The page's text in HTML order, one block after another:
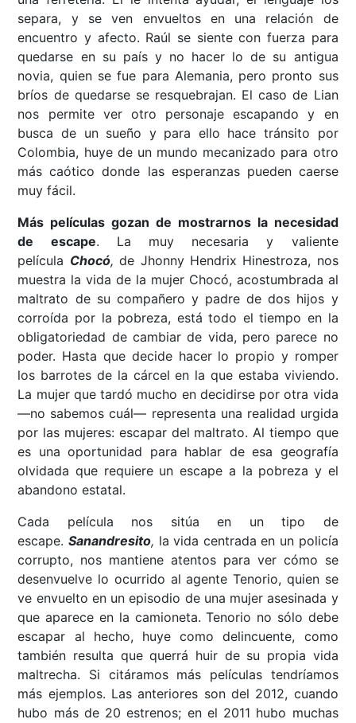
separa, y se ven envueltos en una relación de
encuentro y afecto. Raúl se siente con fuerza para
quedarse en su país y no hacer lo de su antigua
novia, quien se fue para Alemania, pero pronto sus
bríos de quedarse se resquebrajan. El caso de Lian
nos permite ver otro personaje escapando y en
busca de un sueño y para ello hace tránsito por
Colombia, huye de un mundo mecanizado para otro
más caótico donde las esperanzas pueden caerse
muy fácil.
Más películas gozan de mostrarnos la necesidad
de escape. La muy necesaria y valiente
película Chocó, de Jhonny Hendrix Hinestroza, nos
muestra la vida de la mujer Chocó, acostumbrada al
maltrato de su compañero y padre de dos hijos y
corroída por la pobreza, está todo el tiempo en la
obligatoriedad de cambiar de vida, pero parece no
poder. Hasta que decide hacer lo propio y romper
los barrotes de la cárcel en la que estaba viviendo.
La mujer que tardó mucho en decidirse por otra vida
—no sabemos cuál— representa una realidad urgida
por las mujeres: escapar del maltrato. Al tiempo que
es una oportunidad para hablar de esa geografía
olvidada que requiere un escape a la pobreza y el
abandono estatal.
Cada película nos sitúa en un tipo de
escape.Sanandresito, la vida centrada en un policía
corrupto, nos mantiene atentos para ver cómo se
desenvuelve lo ocurrido al agente Tenorio, quien se
ve envuelto en un episodio de una mujer asesinada y
que aparece en la camioneta. Tenorio no sólo debe
escapar al hecho, huye como delincuente, como
también resulta que querrá huir de su propia vida
maltrecha. Si citáramos más películas tendríamos
más ejemplos. Las anteriores son del 2012, cuando
hubo más de 20 estrenos; en el 2011 hubo muchas